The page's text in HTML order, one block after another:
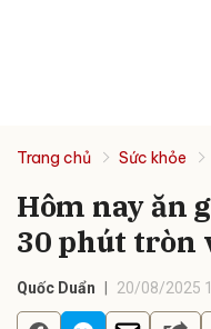
Trang chủ Sức khỏe
Hôm nay ăn
30 phút tròn
Quốc Duẩn 20/08/2025